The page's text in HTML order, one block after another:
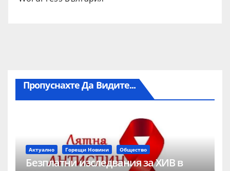
Пропуснахте Да Видите...
Актуално Горещи Новини Общество
Безплатни изследвания за ХИВ в